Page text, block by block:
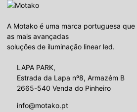
A Motako é uma marca portuguesa
as mais avançadas
soluções de iluminação linear led.
LAPA PARK,
Estrada da Lapa nº8, Armazém B
2665-540 Venda do Pinheiro
info@motako.pt